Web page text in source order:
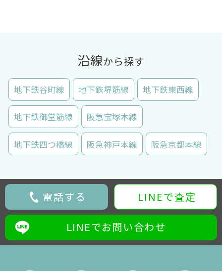
沿線から探す
地下鉄谷町線 地下鉄堺筋線 地下鉄東西線
地下鉄御堂筋線 阪急宝塚本線
地下鉄四つ橋線 阪急神戸本線 阪急京都本線
電話する LINEで査定
LINEでお問い合わせ